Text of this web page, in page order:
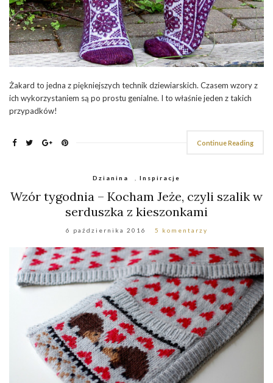
Żakard to jedna z piękniejszych technik dziewiarskich. Czasem wzory z
ich wykorzystaniem są po prostu genialne. I to właśnie jeden z takich
przypadków!
Continue Reading
Dzianina Inspiracje
Wzór tygodnia – Kocham Jeże, czyli szalik w
serduszka z kieszonkami
6 października 2016 5 komentarzy